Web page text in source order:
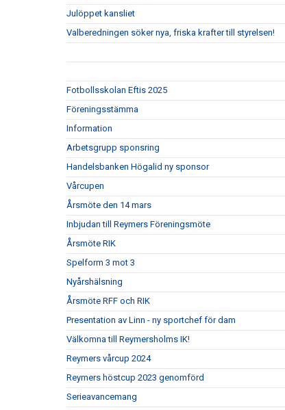
Julöppet kansliet
Valberedningen söker nya, friska krafter till styrelsen!
Fotbollsskolan Eftis 2025
Föreningsstämma
Information
Arbetsgrupp sponsring
Handelsbanken Högalid ny sponsor
Vårcupen
Årsmöte den 14 mars
Inbjudan till Reymers Föreningsmöte
Årsmöte RIK
Spelform 3 mot 3
Nyårshälsning
Årsmöte RFF och RIK
Presentation av Linn - ny sportchef för dam
Välkomna till Reymersholms IK!
Reymers vårcup 2024
Reymers höstcup 2023 genomförd
Serieavancemang